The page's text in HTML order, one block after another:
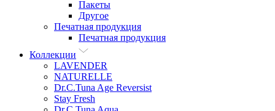
Пакеты
Другое
Печатная продукция
Печатная продукция
Коллекции
LAVENDER
NATURELLE
Dr.C.Tuna Age Reversist
Stay Fresh